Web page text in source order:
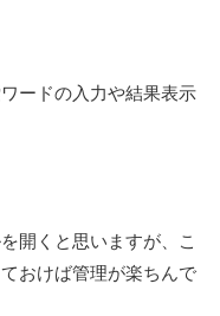
ードの入力や結果表示
開くと思いますが、こ
おけば管理が楽ちんで